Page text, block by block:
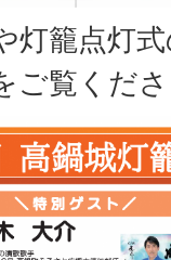
籠点灯
ご覧くだ